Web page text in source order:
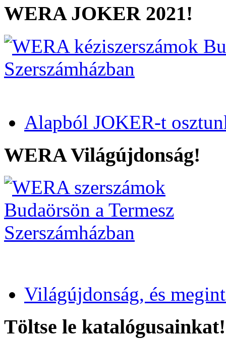
WERA JOKER 2021!
Alapból JOKER-t
WERA Világújdonság!
Világújdonság, és
Töltse le katalógusainkat!